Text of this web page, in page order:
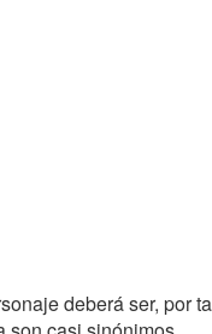
deberá ser, por